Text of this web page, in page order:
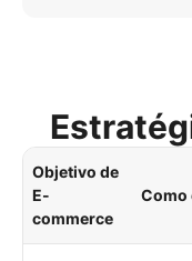
Objetivo de
E-
commerce
Como